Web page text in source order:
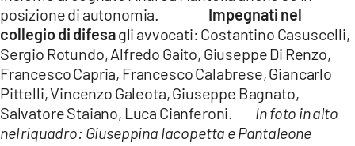
posizione di autonomia. Impegnati nel
collegio di difesagli avvocati: Costantino Casuscelli,
Sergio Rotundo, Alfredo Gaito, Giuseppe Di Renzo,
Francesco Capria, Francesco Calabrese, Giancarlo
Pittelli, Vincenzo Galeota, Giuseppe Bagnato,
Salvatore Staiano, Luca Cianferoni. In foto in alto
nel riquadro: Giuseppina Iacopetta e Pantaleone